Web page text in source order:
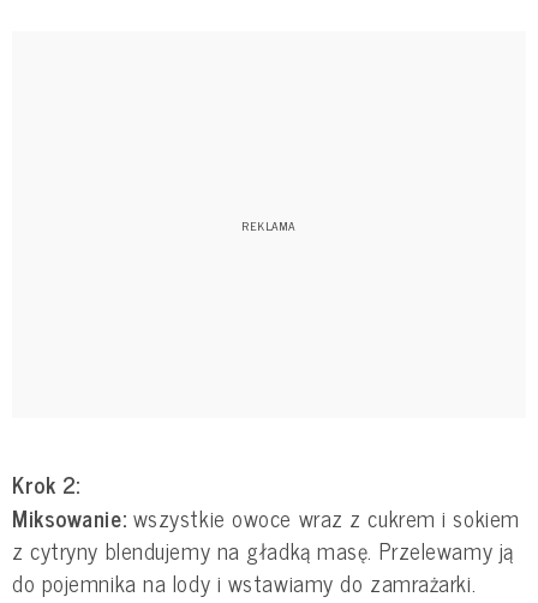
Krok 2:
Miksowanie: wszystkie owoce wraz z cukrem i sokiem
z cytryny blendujemy na gładką masę. Przelewamy ją
do pojemnika na lody i wstawiamy do zamrażarki.